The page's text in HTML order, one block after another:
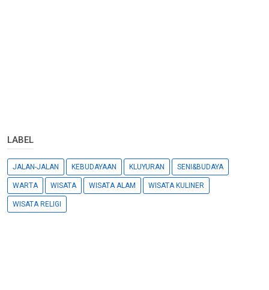
LABEL
JALAN-JALAN KEBUDAYAAN KLUYURAN SENI&BUDAYA
WARTA WISATA WISATA ALAM WISATA KULINER
WISATA RELIGI